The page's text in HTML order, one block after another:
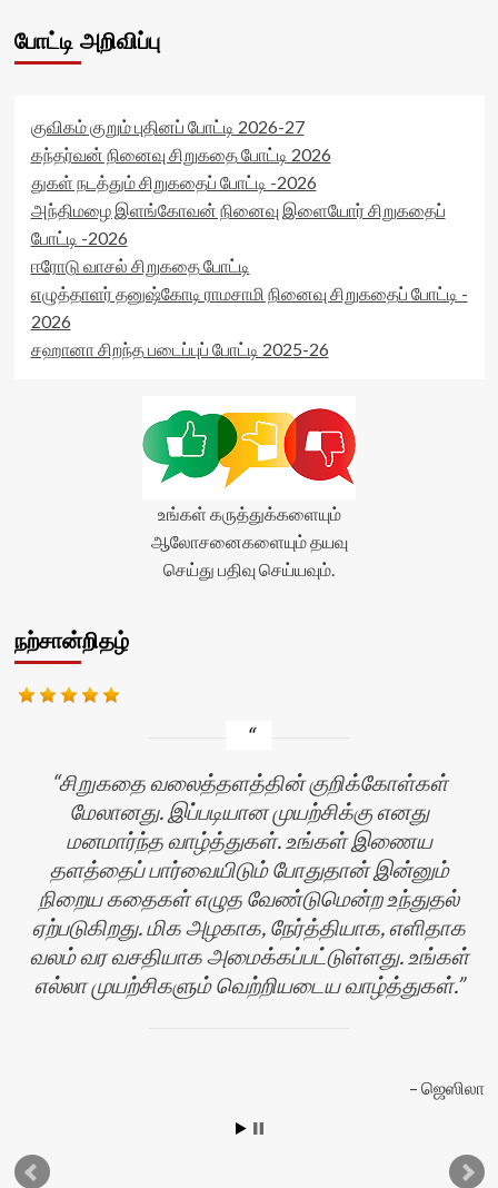
போட்டி அறிவிப்பு
குவிகம் குறும் புதினப் போட்டி 2026-27
கந்தர்வன் நினைவு சிறுகதை போட்டி 2026
துகள் நடத்தும் சிறுகதைப் போட்டி -2026
அந்திமழை இளங்கோவன் நினைவு இளையோர் சிறுகதைப்
போட்டி -2026
ஈரோடு வாசல் சிறுகதை போட்டி
எழுத்தாளர் தனுஷ்கோடி ராமசாமி நினைவு சிறுகதைப் போட்டி -
2026
சஹானா சிறந்த படைப்புப் போட்டி 2025-26
உங்கள் கருத்துக்களையும்
ஆலோசனைகளையும் தயவு
செய்து பதிவு செய்யவும்.
நற்சான்றிதழ்
சிறுகதை வலைத்தளத்தின் குறிக்கோள்கள்
மேலானது. இப்படியான முயற்சிக்கு எனது
மனமார்ந்த வாழ்த்துகள். உங்கள் இணைய
தளத்தைப் பார்வையிடும் போதுதான் இன்னும்
நிறைய கதைகள் எழுத வேண்டுமென்ற உந்துதல்
ஏற்படுகிறது. மிக அழகாக, நேர்த்தியாக, எளிதாக
வலம் வர வசதியாக அமைக்கப்பட்டுள்ளது. உங்கள்
எல்லா முயற்சிகளும் வெற்றியடைய வாழ்த்துகள்.
ஜெஸிலா